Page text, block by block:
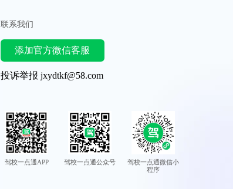
联系我们
添加官方微信客服
投诉举报 jxydtkf@58.com
驾校一点通APP 驾校一点通公众号
驾校一点通微信小
程序